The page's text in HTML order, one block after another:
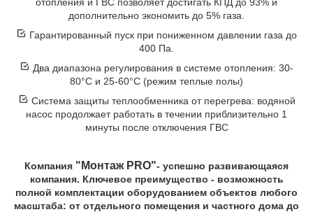
дополнительно экономить до 5% газа.
Гарантированный пуск при пониженном давлении газа до
400 Па.
Два диапазона регулирования в системе отопления: 30-
80°C и 25-60°С (режим теплые полы)
Система защиты теплообменника от перегрева: водяной
насос продолжает работать в течении приблизительно 1
минуты после отключения ГВС
Компания "Монтаж PRO"- успешно развивающаяся
компания. Ключевое преимущество - возможность
полной комплектации оборудованием объектов любого
масштаба: от отдельного помещения и частного дома до